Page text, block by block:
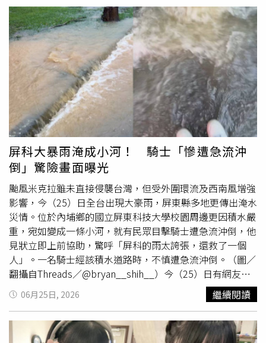
孫復華也在妙妙的影片下方回應：「妙妙姐的妝是世界無敵
美又貼啊，一早化可以撐到晚上回家也完全不脫妝，超
美」。接著表示，「我就是常疑惑問祂為什麼明明是下午的
工作，卻要一大早（卡時間）去化妝然後回家坐著睡覺等下
午的工作…妳超棒啦！」妙妙也回應：「謝謝你的陪伴和認
可」。更多三立新聞網報導． AI熄火重擊股市？阮慕驊示警
「1情況」：金融市場大考要來了． 命中蔡依林封后！南韓
最強薩滿看她感情運只說「一句」 3段情讓人心疼． 蝴蝶
谷落石奪4命！團員一句話讓山友炸鍋 內行揭「風雨無
阻」潛規則
新聞記者時的往事。當時身為菜鳥記者，不論是記者會或採
訪活動，她總習慣提早抵達，在現場等待活動開始。有一
次，一名公關公司人員忍不住對她說：「賈小姐，妳可以不
要這麼早到嗎？」讓她當場感到十分疑惑。對方隨後笑著表
示，「因為我們都跟客戶說，我們請到了華視新聞的記者。
妳可不可以稍微耍一下大牌？不要乖乖坐在這裡等啦！」賈
永婕透露，當時自己只是剛入行的新手，而說出這番話的人
正是自己的好友、現今公關界女強人岳啟儒。她坦言，當下
覺得對方說話相當直接，之後每次參加對方舉辦的活動，都
會提醒自己不要太早抵達。事隔20多年，賈永婕感性表示，
雖然如今身分已從記者變成企業董事長，職稱與年紀都有所
改變，但自己始終抱持著菜鳥的心態。她表示，「從記者到
董事長，職稱變了，年紀也變了，但還是常常覺得自己是個
菜鳥，反正，我就是永遠的菜鳥。」謙遜的態度獲得網友大
讚。
屏科大暴雨淹成小河！ 騎士「慘遭急流沖
倒」驚險畫面曝光
颱風米克拉雖未直接侵襲台灣，但受外圍環流及西南風增強
影響，今（25）日全台出現大豪雨，屏東縣多地更傳出淹水
災情。位於內埔鄉的國立屏東科技大學校園周邊更因積水嚴
重，宛如變成一條小河，就有民眾目擊騎士遭急流沖倒，他
見狀立即上前協助，驚呼「屏科的雨太誇張，還救了一個
人」。一名騎士經該積水道路時，不慎遭急流沖倒。（圖／
翻攝自Threads／@bryan__shih__）今（25）日有網友在
Threads分享影片，只見屏科大校園道路幾乎全被積水覆
蓋，排水孔因來不及宣洩，不斷向外噴出水柱。影片中，更
有一名機車騎士行經該道路時，遭到湍急水流沖擊，連人帶
車滑倒在地，畫面相當驚險，讓原PO直呼「屏科的雨太誇
06月25日, 2026 繼續閱讀